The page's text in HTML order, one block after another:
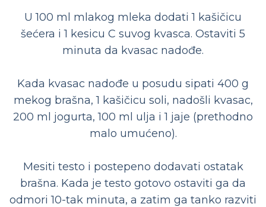
U 100 ml mlakog mleka dodati 1 kašičicu
šećera i 1 kesicu C suvog kvasca. Ostaviti 5
minuta da kvasac nadođe.
Kada kvasac nadođe u posudu sipati 400 g
mekog brašna, 1 kašičicu soli, nadošli kvasac,
200 ml jogurta, 100 ml ulja i 1 jaje (prethodno
malo umućeno).
Mesiti testo i postepeno dodavati ostatak
brašna. Kada je testo gotovo ostaviti ga da
odmori 10-tak minuta, a zatim ga tanko razviti